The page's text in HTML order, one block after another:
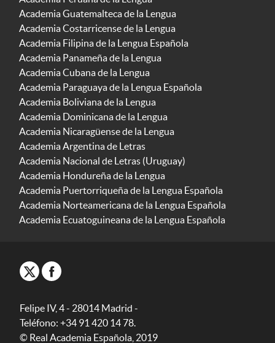
Academia Guatemalteca de la Lengua
Academia Costarricense de la Lengua
Academia Filipina de la Lengua Española
Academia Panameña de la Lengua
Academia Cubana de la Lengua
Academia Paraguaya de la Lengua Española
Academia Boliviana de la Lengua
Academia Dominicana de la Lengua
Academia Nicaragüense de la Lengua
Academia Argentina de Letras
Academia Nacional de Letras (Uruguay)
Academia Hondureña de la Lengua
Academia Puertorriqueña de la Lengua Española
Academia Norteamericana de la Lengua Española
Academia Ecuatoguineana de la Lengua Española
Felipe IV, 4 - 28014 Madrid -
Teléfono: +34 91 420 14 78.
© Real Academia Española, 2019